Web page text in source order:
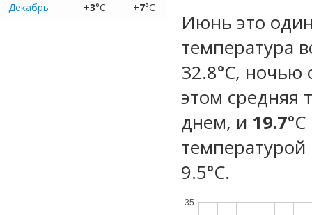
Декабрь
+3°C +7°C
Июнь это
температура
32.8°C, ночью
этом средняя
днем, и 19.7
температурой
9.5°С.
35